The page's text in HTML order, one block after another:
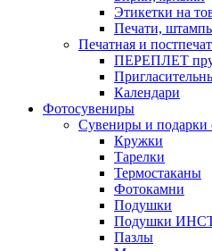
Этикетки на
Печати,
Печатная и
ПЕРЕПЛЕТ
Календари
Фотосувениры
Сувениры и
Кружки
Тарелки
Термостаканы
Фотокамни
Подушки
Подушки
Пазлы